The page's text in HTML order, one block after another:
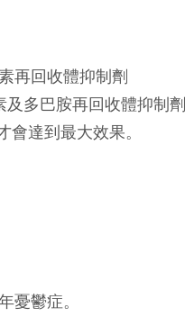
再回收體抑制劑
及多巴胺再回收體抑制劑
達到最大效果。
憂鬱症。